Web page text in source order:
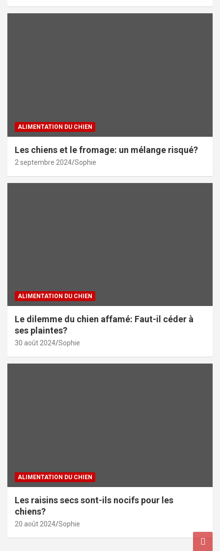
ALIMENTATION DU CHIEN
Les chiens et le fromage: un mélange risqué?
2 septembre 2024 Sophie
ALIMENTATION DU CHIEN
Le dilemme du chien affamé: Faut-il céder à
ses plaintes?
30 août 2024 Sophie
ALIMENTATION DU CHIEN
Les raisins secs sont-ils nocifs pour les
chiens?
20 août 2024 Sophie